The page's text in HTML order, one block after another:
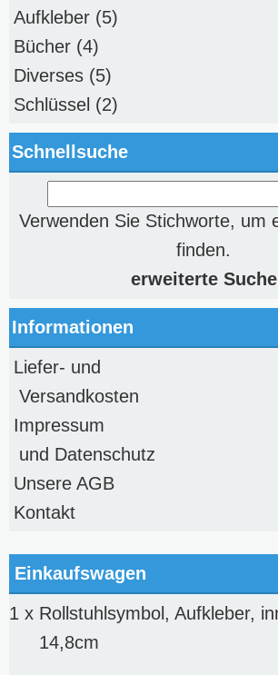
Aufkleber (5)
Bücher (4)
Diverses (5)
Schlüssel (2)
Schnellsuche
Verwenden Sie Stichworte, um
finden.
erweiterte Suche
Informationen
Liefer- und
Versandkosten
Impressum
und Datenschutz
Unsere AGB
Kontakt
Einkaufswagen
1 x Rollstuhlsymbol, Aufkleber,
14,8cm